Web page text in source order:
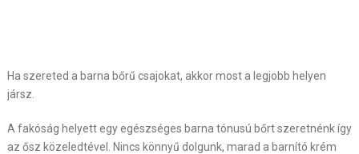
Ha szereted a barna bőrű csajokat, akkor most a legjobb helyen
jársz.
A fakóság helyett egy egészséges barna tónusú bőrt szeretnénk így
az ősz közeledtével. Nincs könnyű dolgunk, marad a barnító krém